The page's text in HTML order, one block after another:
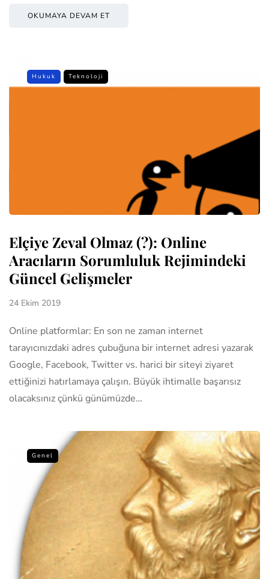
OKUMAYA DEVAM ET
Hukuk Teknoloji
Elçiye Zeval Olmaz (?): Online
Aracıların Sorumluluk Rejimindeki
Güncel Gelişmeler
24 Ekim 2019
Online platformlar: En son ne zaman internet
tarayıcınızdaki adres çubuğuna bir internet adresi yazarak
Google, Facebook, Twitter vs. harici bir siteyi ziyaret
ettiğinizi hatırlamaya çalışın. Büyük ihtimalle başarısız
olacaksınız çünkü günümüzde…
Genel